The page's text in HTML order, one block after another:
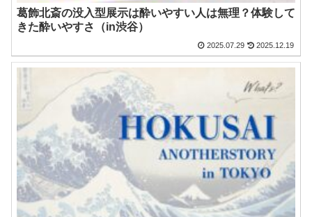
葛飾北斎の没入型展示は酔いやすい人は無理？体験して
きた酔いやすさ（in渋谷）
2025.07.29 2025.12.19